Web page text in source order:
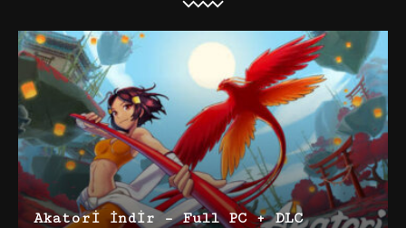
Akatori İndir – Full PC + DLC